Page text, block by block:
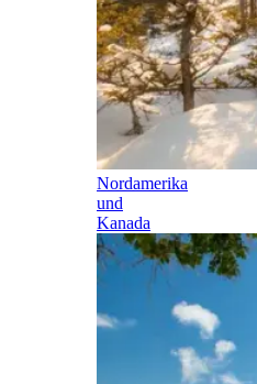
Nordamerika
und
Kanada